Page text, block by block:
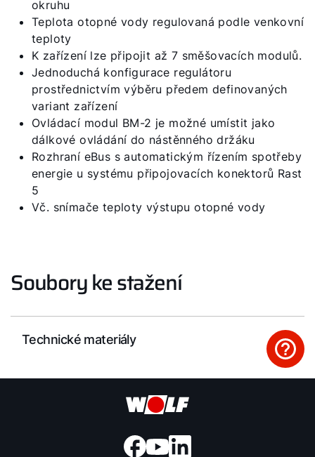
okruhu
Teplota otopné vody regulovaná podle venkovní
teploty
K zařízení lze připojit až 7 směšovacích modulů.
Jednoduchá konfigurace regulátoru
prostřednictvím výběru předem definovaných
variant zařízení
Ovládací modul BM-2 je možné umístit jako
dálkové ovládání do nástěnného držáku
Rozhraní eBus s automatickým řízením spotřeby
energie u systému připojovacích konektorů Rast
5
Vč. snímače teploty výstupu otopné vody
Soubory ke stažení
Technické materiály
Důležité odkazy
Kontakty
Servisní portál
Bonus program
WOLF Akademie